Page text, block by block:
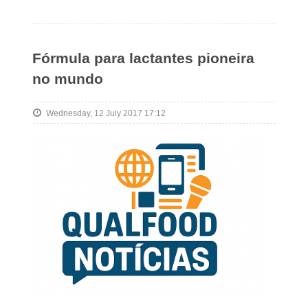
Fórmula para lactantes pioneira
no mundo
Wednesday, 12 July 2017 17:12